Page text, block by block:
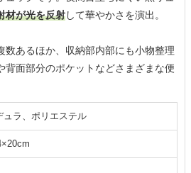
材が光を反射して華やかさを演出。
数あるほか、収納部内部にも小物整理
背面部分のポケットなどさまざまな便
ュラ、ポリエステル